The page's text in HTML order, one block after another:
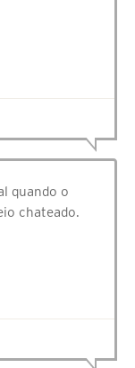
quando o
chateado.